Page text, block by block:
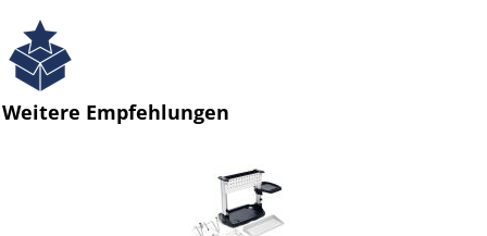
Weitere Empfehlungen